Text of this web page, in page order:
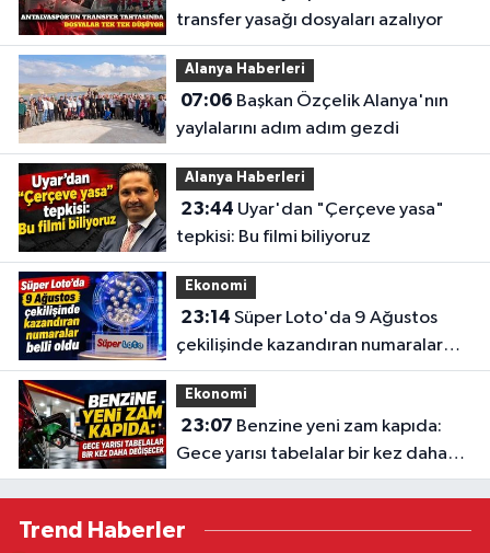
transfer yasağı dosyaları azalıyor
Alanya Haberleri
07:06
yaylalarını adım adım gezdi
Alanya Haberleri
23:44
tepkisi: Bu filmi biliyoruz
Ekonomi
23:14
çekilişinde kazandıran numaralar
belli oldu
Ekonomi
23:07
Gece yarısı tabelalar bir kez daha
değişecek
Trend Haberler